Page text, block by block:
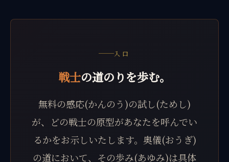
入口
戦士の道のりを歩む。
無料の感応(かんのう)の試し(ためし)
が、どの戦士の原型があなたを呼んでい
るかをお示しいたします。奥儀(おうぎ)
の道において、その歩み(あゆみ)は具体